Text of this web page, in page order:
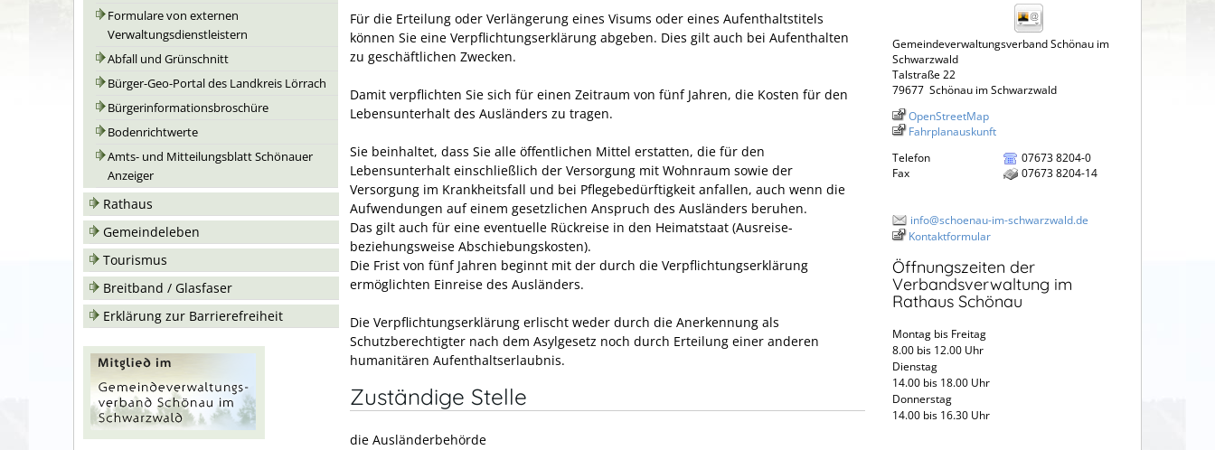
Formulare von externen
Verwaltungsdienstleistern
Abfall und Grünschnitt
Bürger-Geo-Portal des Landkreis Lörrach
Bürgerinformationsbroschüre
Bodenrichtwerte
Amts- und Mitteilungsblatt Schönauer
Anzeiger
Rathaus
Gemeindeleben
Tourismus
Breitband / Glasfaser
Erklärung zur Barrierefreiheit
Für die Erteilung oder Verlängerung eines Visums oder eines Aufenthaltstitels
können Sie eine Verpflichtungserklärung abgeben. Dies gilt auch bei Aufenthalten
zu geschäftlichen Zwecken.
Damit verpflichten Sie sich für einen Zeitraum von fünf Jahren, die Kosten für den
Lebensunterhalt des Ausländers zu tragen.
Sie beinhaltet, dass Sie alle öffentlichen Mittel erstatten, die für den
Lebensunterhalt einschließlich der Versorgung mit Wohnraum sowie der
Versorgung im Krankheitsfall und bei Pflegebedürftigkeit anfallen, auch wenn die
Aufwendungen auf einem gesetzlichen Anspruch des Ausländers beruhen.
Das gilt auch für eine eventuelle Rückreise in den Heimatstaat (Ausreise-
beziehungsweise Abschiebungskosten).
Die Frist von fünf Jahren beginnt mit der durch die Verpflichtungserklärung
ermöglichten Einreise des Ausländers.
Die Verpflichtungserklärung erlischt weder durch die Anerkennung als
Schutzberechtigter nach dem Asylgesetz noch durch Erteilung einer anderen
humanitären Aufenthaltserlaubnis.
Zuständige Stelle
die Ausländerbehörde
Gemeindeverwaltungsverband Schönau im
Schwarzwald
Talstraße 22
79677 Schönau im Schwarzwald
OpenStreetMap
Fahrplanauskunft
Telefon
07673 8204-0
Fax
07673 8204-14
info@schoenau-im-schwarzwald.de
Kontaktformular
Öffnungszeiten der
Verbandsverwaltung im
Rathaus Schönau
Montag bis Freitag
8.00 bis 12.00 Uhr
Dienstag
14.00 bis 18.00 Uhr
Donnerstag
14.00 bis 16.30 Uhr